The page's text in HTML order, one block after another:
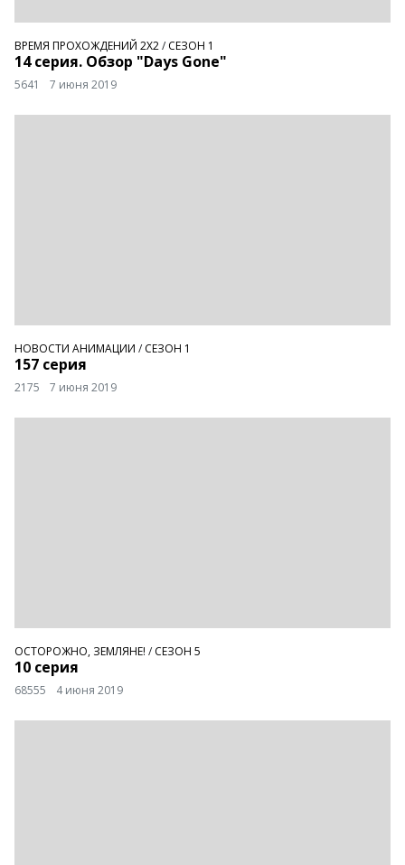
ВРЕМЯ ПРОХОЖДЕНИЙ 2Х2/ СЕЗОН 1
14 серия. Обзор "Days Gone"
5641 7 июня 2019
НОВОСТИ АНИМАЦИИ / СЕЗОН 1
157 серия
2175 7 июня 2019
ОСТОРОЖНО, ЗЕМЛЯНЕ! / СЕЗОН 5
10 серия
68555 4 июня 2019